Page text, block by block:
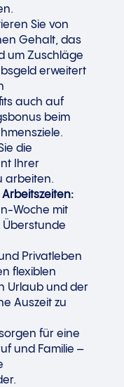
Sie von
Gehalt, das
um Zuschläge
erweitert
auch auf
beim
die
Ihrer
arbeiten.
Woche mit
Privatleben
flexiblen
Urlaub und der
Auszeit zu
für eine
und Familie –